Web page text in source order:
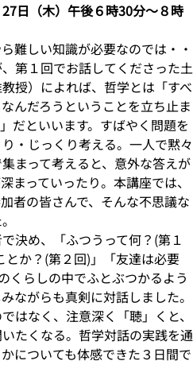
日（木）午後６時30分～８時
難しい知識が必要なのでは・・
第１回でお話してくださった土
授）によれば、哲学とは「すべ
んだろうということを立ち止ま
だといいます。すばやく問題を
・じっくり考える。一人で黙々
まって考えると、意外な答えが
まっていったり。本講座では、
者の皆さんで、そんな不思議な
決め、「ふつうって何？(第１
か？(第２回)」「友達は必要
くらしの中でふとぶつかるよう
ながらも真剣に対話しました。
はなく、注意深く「聴」くと、
たくなる。哲学対話の実践を通
についても体感できた３日間で